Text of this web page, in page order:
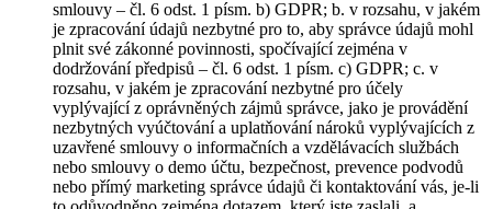
smlouvy – čl. 6 odst. 1 písm. b) GDPR; b. v rozsahu, v jakém
je zpracování údajů nezbytné pro to, aby správce údajů mohl
plnit své zákonné povinnosti, spočívající zejména v
dodržování předpisů – čl. 6 odst. 1 písm. c) GDPR; c. v
rozsahu, v jakém je zpracování nezbytné pro účely
vyplývající z oprávněných zájmů správce, jako je provádění
nezbytných vyúčtování a uplatňování nároků vyplývajících z
uzavřené smlouvy o informačních a vzdělávacích službách
nebo smlouvy o demo účtu, bezpečnost, prevence podvodů
nebo přímý marketing správce údajů či kontaktování vás, je-li